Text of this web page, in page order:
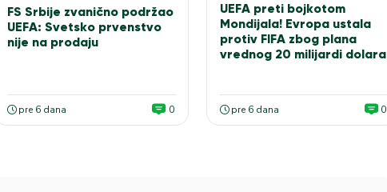
FS Srbije zvanično podržao
UEFA: Svetsko prvenstvo
nije na prodaju
pre 6 dana 0
UEFA preti bojkotom
Mondijala! Evropa ustala
protiv FIFA zbog plana
vrednog 20 milijardi dolara
pre 6 dana 0